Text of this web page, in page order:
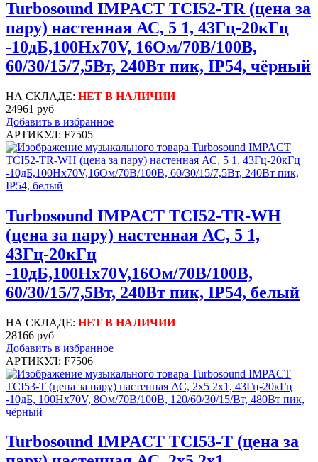
Turbosound IMPACT TCI52-TR (цена за
пару) настенная АС, 5 1, 43Гц-20кГц
-10дБ,100Hx70V, 16Ом/70В/100В,
60/30/15/7,5Вт, 240Вт пик, IP54, чёрный
НА СКЛАДЕ: НЕТ В НАЛИЧИИ
24961 руб
Добавить в избранное
АРТИКУЛ: F7505
Turbosound IMPACT TCI52-TR-WH
(цена за пару) настенная АС, 5 1,
43Гц-20кГц
-10дБ,100Hx70V,16Ом/70В/100В,
60/30/15/7,5Вт, 240Вт пик, IP54, белый
НА СКЛАДЕ: НЕТ В НАЛИЧИИ
28166 руб
Добавить в избранное
АРТИКУЛ: F7506
Turbosound IMPACT TCI53-T (цена за